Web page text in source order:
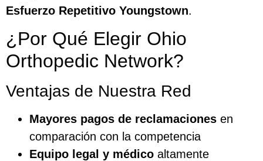
Esfuerzo Repetitivo Youngstown.
¿Por Qué Elegir Ohio
Orthopedic Network?
Ventajas de Nuestra Red
Mayores pagos de reclamaciones en
comparación con la competencia
Equipo legal y médico altamente